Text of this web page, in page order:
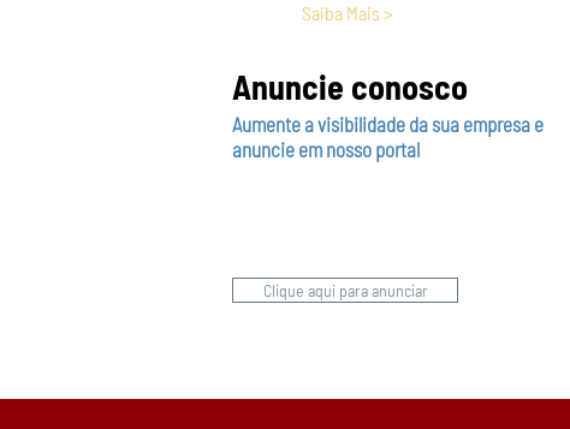
Saiba Mais >
Anuncie conosco
Aumente a visibilidade da sua empresa e
anuncie em nosso portal
Clique aqui para anunciar